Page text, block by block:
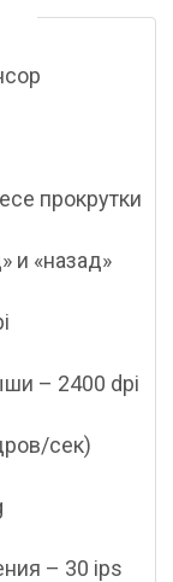
прокрутки
и «назад»
– 2400 dpi
сек)
– 30 ips